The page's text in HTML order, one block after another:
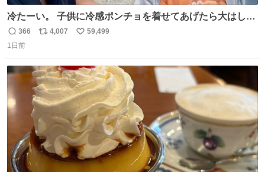
冷たーい。 子供に冷感ポンチョを着せてあげたら大はしゃ
ぎで喜んでくれました。 こんな素敵な代物を提供してくれ
た山口県の恩師に感謝。
返
信
366
リ
ト
数
4,007
い
数
59,499
1日前